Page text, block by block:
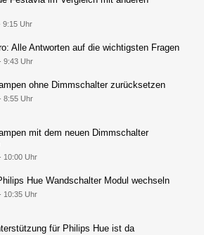
9:15 Uhr
Alle Antworten auf die wichtigsten Fragen
9:43 Uhr
ohne Dimmschalter zurücksetzen
8:55 Uhr
mit dem neuen Dimmschalter
10:00 Uhr
Hue Wandschalter Modul wechseln
10:35 Uhr
für Philips Hue ist da